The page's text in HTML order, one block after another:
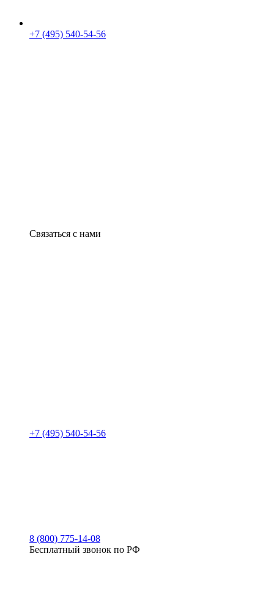
+7 (495) 540-54-56
Связаться с нами
+7 (495) 540-54-56
8 (800) 775-14-08
Бесплатный звонок по РФ